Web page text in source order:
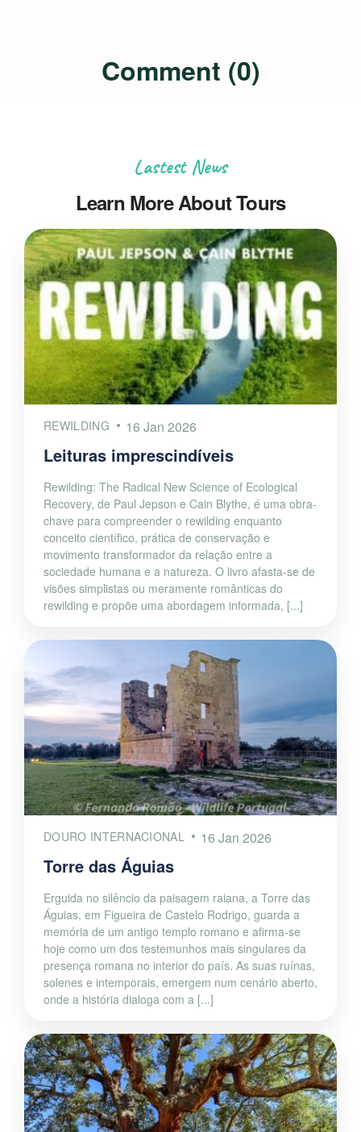
Comment (0)
Lastest News
Learn More About Tours
REWILDING 16 Jan 2026
Leituras imprescindíveis
Rewilding: The Radical New Science of Ecological
Recovery, de Paul Jepson e Cain Blythe, é uma obra-
chave para compreender o rewilding enquanto
conceito científico, prática de conservação e
movimento transformador da relação entre a
sociedade humana e a natureza. O livro afasta-se de
visões simplistas ou meramente românticas do
rewilding e propõe uma abordagem informada, [...]
DOURO INTERNACIONAL 16 Jan 2026
Torre das Águias
Erguida no silêncio da paisagem raiana, a Torre das
Águias, em Figueira de Castelo Rodrigo, guarda a
memória de um antigo templo romano e afirma-se
hoje como um dos testemunhos mais singulares da
presença romana no interior do país. As suas ruínas,
solenes e intemporais, emergem num cenário aberto,
onde a história dialoga com a [...]